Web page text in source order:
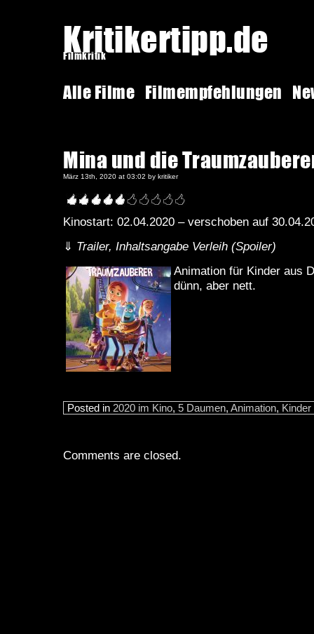
Kritikertipp.de
Filmkritik
Alle Filme Filmempfehlungen
Mina und die
März 13th, 2020 at 03:02 by kritiker
Kinostart: 02.04.2020 – verschoben auf
⇓ Trailer, Inhaltsangabe Verleih (Spoiler)
Animation für Kinder aus
dünn, aber nett.
Posted in 2020 im Kino, 5 Daumen, Animation, Kinder
Comments are closed.